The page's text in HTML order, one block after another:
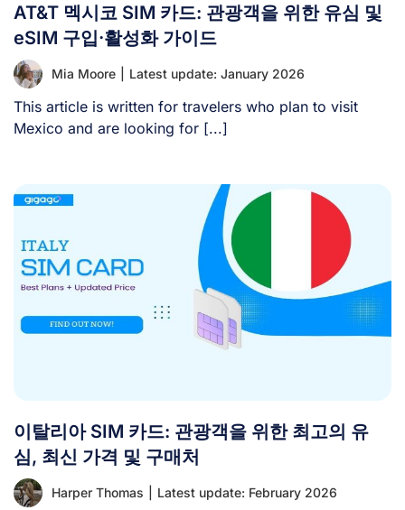
AT&T 멕시코 SIM 카드: 관광객을 위한 유심 및
eSIM 구입·활성화 가이드
Mia Moore Latest update: January 2026
This article is written for travelers who plan to visit
Mexico and are looking for [...]
이탈리아 SIM 카드: 관광객을 위한 최고의 유
심, 최신 가격 및 구매처
Harper Thomas Latest update: February 2026